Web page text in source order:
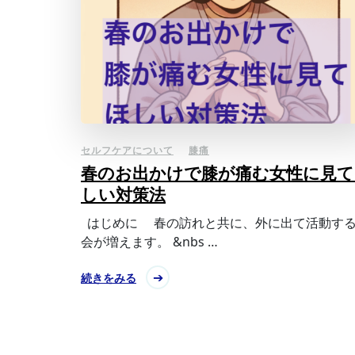
セルフケアについて 膝痛
春のお出かけで膝が痛む女性に見
しい対策法
はじめに 春の訪れと共に、外に出て活動す
会が増えます。 &nbs …
続きをみる